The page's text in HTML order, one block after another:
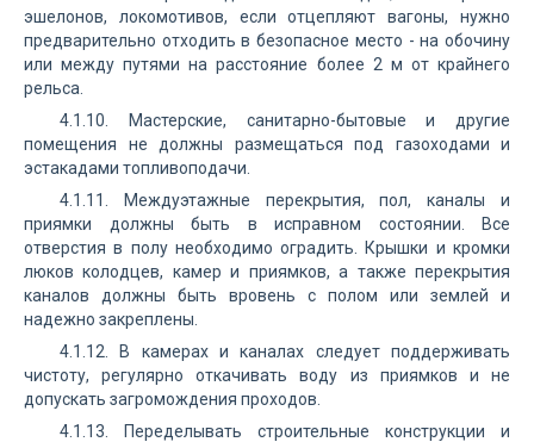
эшелонов, локомотивов, если отцепляют вагоны, нужно
предварительно отходить в безопасное место - на обочину
или между путями на расстояние более 2 м от крайнего
рельса.
4.1.10. Мастерские, санитарно-бытовые и другие
помещения не должны размещаться под газоходами и
эстакадами топливоподачи.
4.1.11. Междуэтажные перекрытия, пол, каналы и
приямки должны быть в исправном состоянии. Все
отверстия в полу необходимо оградить. Крышки и кромки
люков колодцев, камер и приямков, а также перекрытия
каналов должны быть вровень с полом или землей и
надежно закреплены.
4.1.12. В камерах и каналах следует поддерживать
чистоту, регулярно откачивать воду из приямков и не
допускать загромождения проходов.
4.1.13. Переделывать строительные конструкции и